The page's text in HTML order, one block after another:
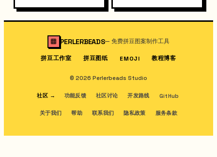
PERLERBEADS—免费拼豆图案制作工具
拼豆工作室 拼豆图纸 EMOJI 教程博客
© 2026 Perlerbeads Studio
社区 → 功能反馈 社区讨论 开发路线 GitHub
关于我们 帮助 联系我们 隐私政策 服务条款